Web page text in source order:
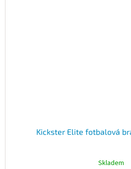
Kickster Elite fotbalová
Skladem